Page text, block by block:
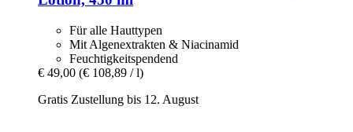
Für alle Hauttypen
Mit Algenextrakten & Niacinamid
Feuchtigkeitspendend
€ 49,00 (€ 108,89 / l)
Gratis Zustellung bis 12. August